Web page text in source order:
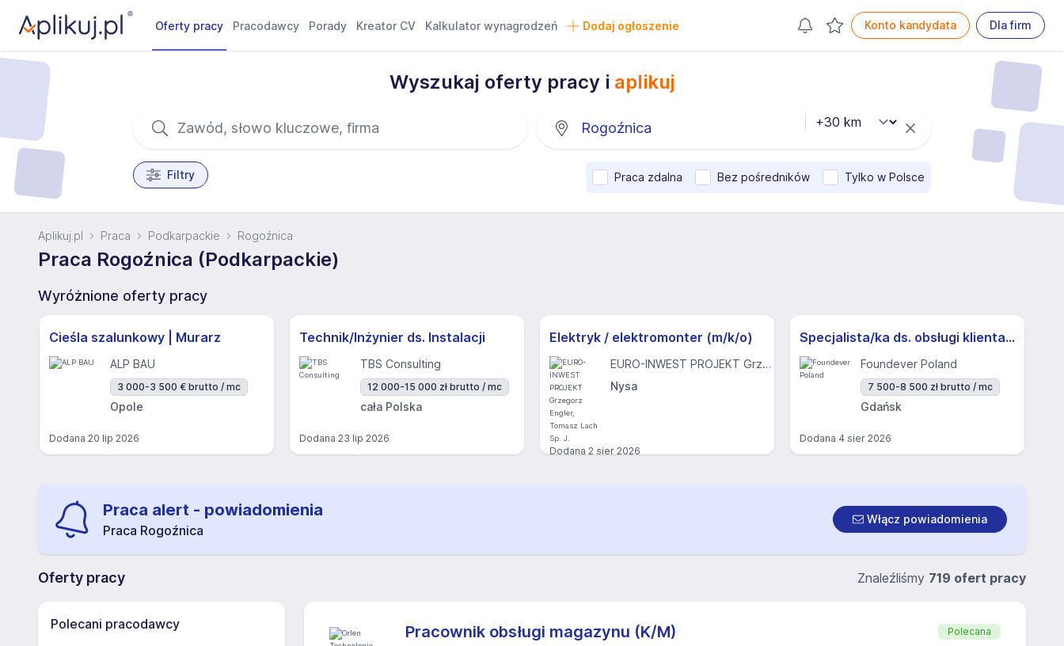
Oferty pracy Pracodawcy Porady Kreator CV Kalkulator wynagrodzeń Dodaj ogłoszenie Konto kandydata Dla firm
Wyszukaj oferty pracy i aplikuj
Filtry Praca zdalna Bez pośredników Tylko w Polsce
Aplikuj.pl Praca Podkarpackie Rogoźnica
Praca Rogoźnica (Podkarpackie)
Wyróżnione oferty pracy
Cieśla szalunkowy | Murarz
ALP BAU
3 000-3 500 € brutto / mc
Opole
Dodana 20 lip 2026
Technik/Inżynier ds. Instalacji
TBS Consulting
12 000-15 000 zł brutto / mc
cała Polska
Dodana 23 lip 2026
Elektryk / elektromonter (m/k/o)
EURO-INWEST PROJEKT Grzegorz Engler, Tomasz Lach Sp. J.
Nysa
Dodana 2 sier 2026
Specjalista/ka ds. obsługi klienta z j.niemieckim
Foundever Poland
7 500-8 500 zł brutto / mc
Gdańsk
Dodana 4 sier 2026
Praca alert - powiadomienia
Praca Rogoźnica
Włącz powiadomienia
Oferty pracy Znaleźliśmy 719 ofert pracy
Polecani pracodawcy Pracownik obsługi magazynu (K/M) Polecana